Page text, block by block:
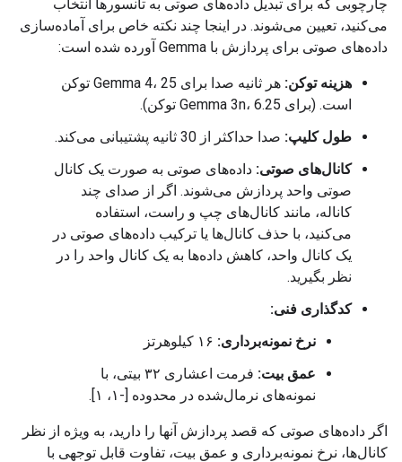
چارچوبی که برای تبدیل داده‌های صوتی به تانسورها انتخاب
می‌کنید، تعیین می‌شوند. در اینجا چند نکته خاص برای آماده‌سازی
داده‌های صوتی برای پردازش با Gemma آورده شده است:
هزینه توکن:
هر ثانیه صدا برای Gemma 4، 25 توکن
است. (برای Gemma 3n، 6.25 توکن).
طول کلیپ: صدا حداکثر از 30 ثانیه پشتیبانی می‌کند.
کانال‌های صوتی: داده‌های صوتی به صورت یک کانال
صوتی واحد پردازش می‌شوند. اگر از صدای چند
کاناله، مانند کانال‌های چپ و راست، استفاده
می‌کنید، با حذف کانال‌ها یا ترکیب داده‌های صوتی در
یک کانال واحد، کاهش داده‌ها به یک کانال واحد را در
نظر بگیرید.
کدگذاری فنی:
نرخ نمونه‌برداری:
عمق بیت:
فرمت اعشاری ۳۲ بیتی، با
نمونه‌های نرمال‌شده در محدوده [-۱، ۱].
اگر داده‌های صوتی که قصد پردازش آنها را دارید، به ویژه از نظر
کانال‌ها، نرخ نمونه‌برداری و عمق بیت، تفاوت قابل توجهی با